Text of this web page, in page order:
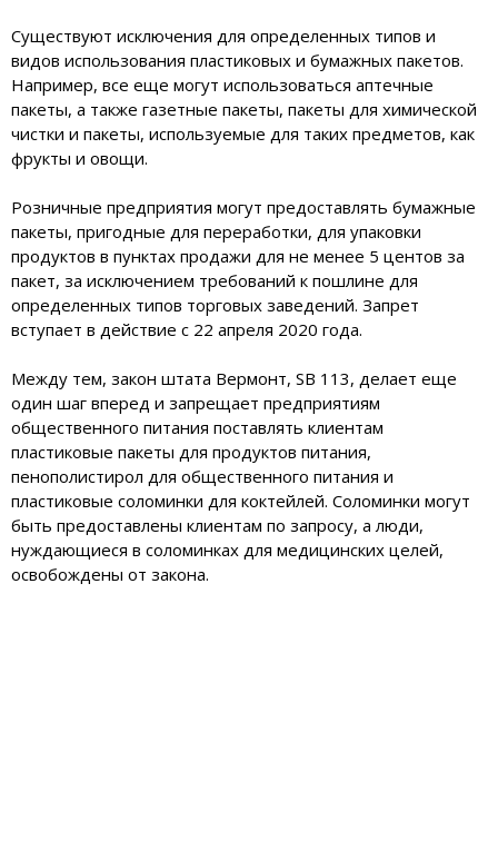
Существуют исключения для определенных типов и
видов использования пластиковых и бумажных пакетов.
Например, все еще могут использоваться аптечные
пакеты, а также газетные пакеты, пакеты для химической
чистки и пакеты, используемые для таких предметов, как
фрукты и овощи.
Розничные предприятия могут предоставлять бумажные
пакеты, пригодные для переработки, для упаковки
продуктов в пунктах продажи для не менее 5 центов за
пакет, за исключением требований к пошлине для
определенных типов торговых заведений. Запрет
вступает в действие с 22 апреля 2020 года.
Между тем, закон штата Вермонт, SB 113, делает еще
один шаг вперед и запрещает предприятиям
общественного питания поставлять клиентам
пластиковые пакеты для продуктов питания,
пенополистирол для общественного питания и
пластиковые соломинки для коктейлей. Соломинки могут
быть предоставлены ​​клиентам по запросу, а люди,
нуждающиеся в соломинках для медицинских целей,
освобождены от закона.